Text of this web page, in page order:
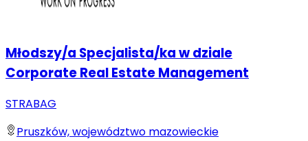
Młodszy/a Specjalista/ka w dziale
Corporate Real Estate Management
STRABAG
Pruszków, województwo mazowieckie